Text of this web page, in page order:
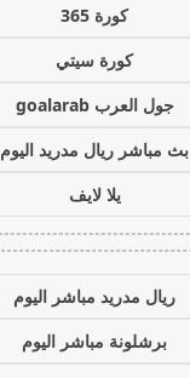
كورة 365
كورة سيتي
جول العرب goalarab
بث مباشر ريال مدريد اليوم
يلا لايف
ريال مدريد مباشر اليوم
برشلونة مباشر اليوم